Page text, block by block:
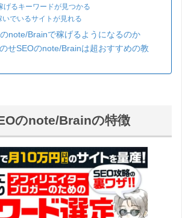
げるキーワードが見つかる
いでいるサイトが見れる
note/Brainで稼げるようになるのか
せSEOのnote/Brainは超おすすめの教
のnote/Brainの特徴